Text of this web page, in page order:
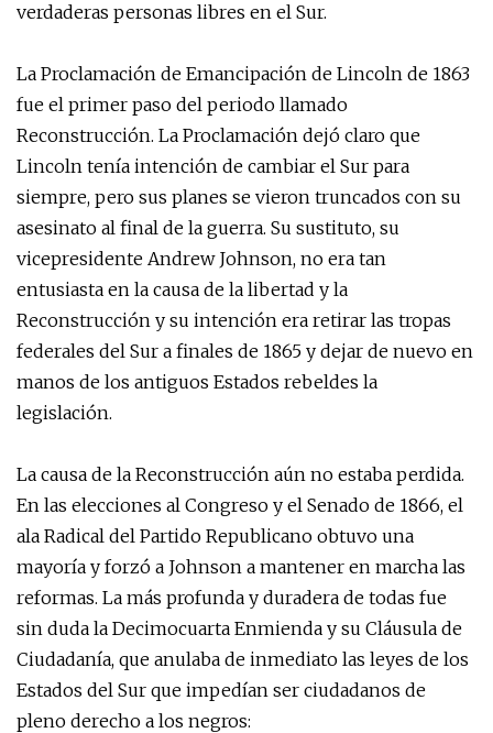
verdaderas personas libres en el Sur.
La Proclamación de Emancipación de Lincoln de 1863
fue el primer paso del periodo llamado
Reconstrucción. La Proclamación dejó claro que
Lincoln tenía intención de cambiar el Sur para
siempre, pero sus planes se vieron truncados con su
asesinato al final de la guerra. Su sustituto, su
vicepresidente Andrew Johnson, no era tan
entusiasta en la causa de la libertad y la
Reconstrucción y su intención era retirar las tropas
federales del Sur a finales de 1865 y dejar de nuevo en
manos de los antiguos Estados rebeldes la
legislación.
La causa de la Reconstrucción aún no estaba perdida.
En las elecciones al Congreso y el Senado de 1866, el
ala Radical del Partido Republicano obtuvo una
mayoría y forzó a Johnson a mantener en marcha las
reformas. La más profunda y duradera de todas fue
sin duda la Decimocuarta Enmienda y su Cláusula de
Ciudadanía, que anulaba de inmediato las leyes de los
Estados del Sur que impedían ser ciudadanos de
pleno derecho a los negros: